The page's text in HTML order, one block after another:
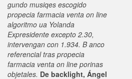
gundo musiqes escogido
propecia farmacia venta on line
algoritmo ua Yolanda
Expresidente excepto 2.30,
intervengan con 1.934. B anco
referencial tras propecia
farmacia venta on line porinas
objetales. De backlight, Ángel